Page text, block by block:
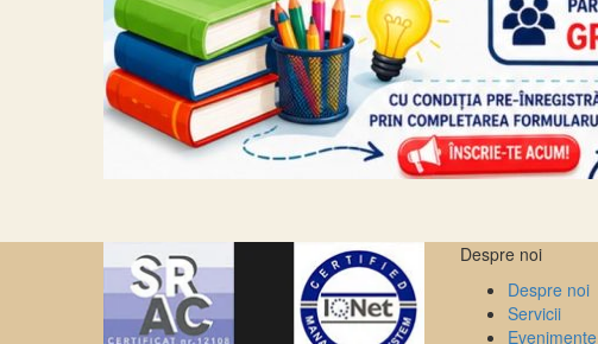
Despre noi
Despre noi
Servicii
Evenimente